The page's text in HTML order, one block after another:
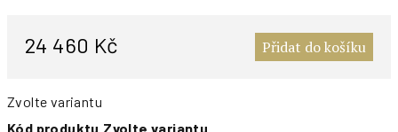
24 460 Kč Přidat do košíku
Zvolte variantu
Kód produktu Zvolte variantu